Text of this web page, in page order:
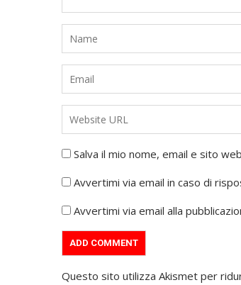
Salva il mio nome, email e sito
Avvertimi via email in caso di
Avvertimi via email alla
Questo sito utilizza Akismet per